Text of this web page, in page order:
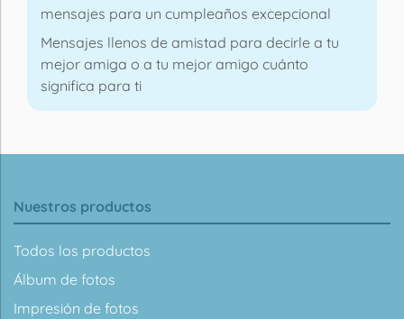
mensajes para un cumpleaños excepcional
Mensajes llenos de amistad para decirle a tu
mejor amiga o a tu mejor amigo cuánto
significa para ti
Nuestros productos
Todos los productos
Álbum de fotos
Impresión de fotos